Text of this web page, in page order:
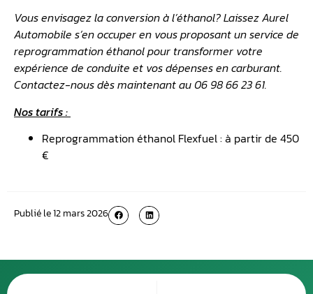
Vous envisagez la conversion à l’éthanol? Laissez Aurel
Automobile s’en occuper en vous proposant un service de
reprogrammation éthanol pour transformer votre
expérience de conduite et vos dépenses en carburant.
Contactez-nous dès maintenant au 06 98 66 23 61.
Nos tarifs :
Reprogrammation éthanol Flexfuel : à partir de 450
€
Publié le12 mars 2026